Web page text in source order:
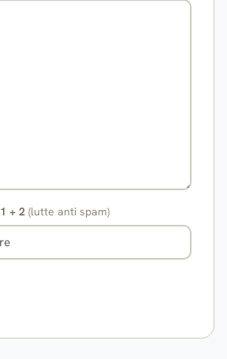
+ 2 (lutte anti spam)